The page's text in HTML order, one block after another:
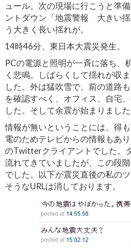
ュール。次の現場に行こうと準
ントダウン「地震警報 大きい
う大きく長い揺れが。
14時46分、東日本大震災発生。
PCの電源と照明が一斉に落ち、
く悲鳴。しばらくして揺れが収
した。外は猛吹雪で、前の道路
を確認すべく、オフィス、自宅
した。そして余震が始まりまし
情報が無いということには、得
電のためテレビからの情報もあ
のTwitterクライアントでした。
流れてきていましたが、この段
でした。以下が震災直後の私の
そうなURLは消しております。